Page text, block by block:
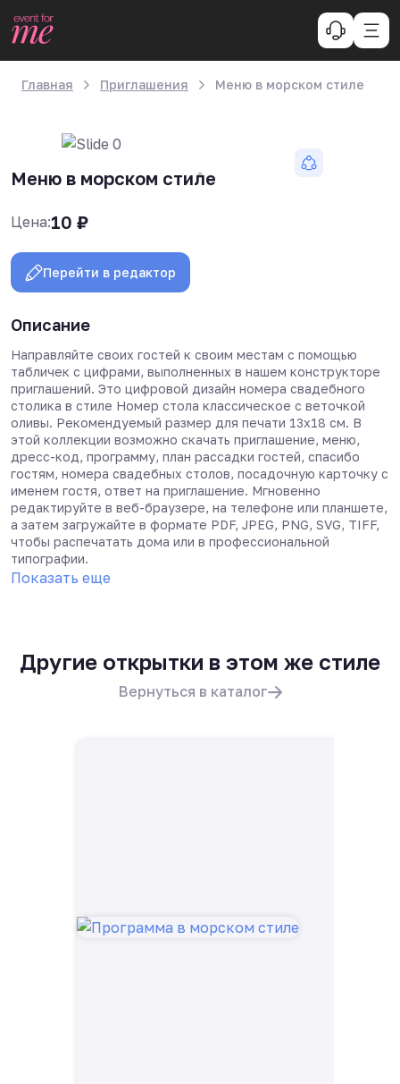
Главная Приглашения Меню в морском стиле
Меню в морском стиле
Цена:10 ₽
Перейти в редактор
Описание
Направляйте своих гостей к своим местам с помощью
табличек с цифрами, выполненных в нашем конструкторе
приглашений. Это цифровой дизайн номера свадебного
столика в стиле Номер стола классическое с веточкой
оливы. Рекомендуемый размер для печати 13х18 см. В
этой коллекции возможно скачать приглашение, меню,
дресс-код, программу, план рассадки гостей, спасибо
гостям, номера свадебных столов, посадочную карточку с
именем гостя, ответ на приглашение. Мгновенно
редактируйте в веб-браузере, на телефоне или планшете,
а затем загружайте в формате PDF, JPEG, PNG, SVG, TIFF,
чтобы распечатать дома или в профессиональной
типографии.
Показать еще
Другие открытки в этом же стиле
Вернуться в каталог